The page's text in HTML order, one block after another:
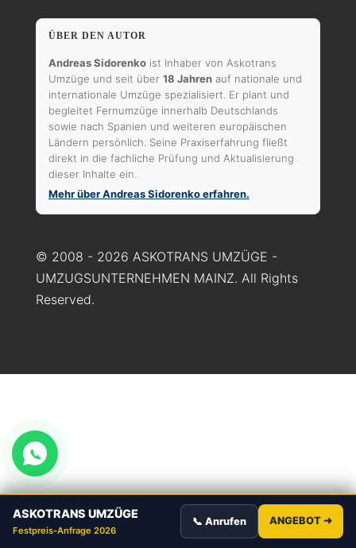
ASKOTRANS UMZÜGE
Festpreis-Anfrage 2026
📞 Anrufen ANGEBOT ➜
ÜBER DEN AUTOR
Andreas Sidorenkoist Inhaber von Askotrans
Umzüge und seit über 18 Jahrenauf nationale und
internationale Umzüge spezialisiert. Er plant und
begleitet Fernumzüge innerhalb Deutschlands
sowie nach Spanien und weiteren europäischen
Ländern persönlich. Seine Praxiserfahrung fließt
direkt in die fachliche Prüfung und Aktualisierung
dieser Inhalte ein.
Mehr über Andreas Sidorenko erfahren.
© 2008 - 2026 ASKOTRANS UMZÜGE -
UMZUGSUNTERNEHMEN MAINZ. All Rights
Reserved.